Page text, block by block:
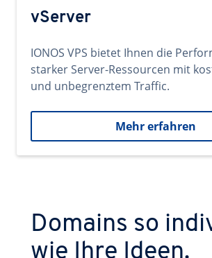
vServer
IONOS VPS bietet Ihnen die
starker Server-Ressourcen mit
und unbegrenztem Traffic.
Mehr erfahren
Domains so
wie Ihre Ideen.